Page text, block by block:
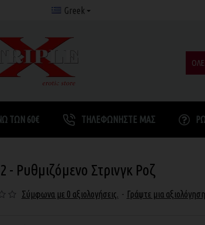
Greek
ΤΩΝ 60€ ΤΗΛΕΦΩΝΉΣΤΕ ΜΑΣ
- Ρυθμιζόμενο Στρινγκ Ροζ
Σύμφωνα με 0 αξιολογήσεις. - Γράψτε μια αξιολόγηση